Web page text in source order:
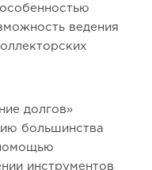
ведения
долгов»
большинства
инструментов